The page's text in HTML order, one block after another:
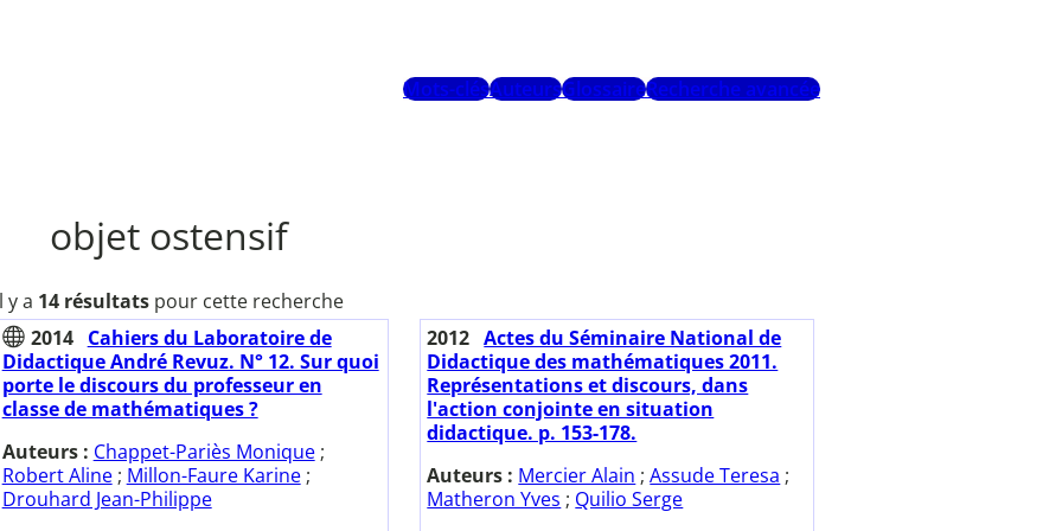
Mots-clésAuteursGlossaireRecherche avancée
objet ostensif
y a 14 résultatspour cette recherche
2014
Cahiers du Laboratoire de
Didactique André Revuz. N° 12. Sur quoi
porte le discours du professeur en
classe de mathématiques ?
Auteurs : Chappet-Pariès Monique;
Robert Aline; Millon-Faure Karine;
Drouhard Jean-Philippe
2012 Actes du Séminaire National de
Didactique des mathématiques 2011.
Représentations et discours, dans
l'action conjointe en situation
didactique. p. 153-178.
Auteurs : Mercier Alain ;Assude Teresa ;
Matheron Yves ; Quilio Serge